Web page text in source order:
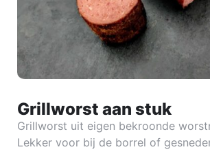
Grillworst aan stuk
Grillworst uit eigen bekroonde
Lekker voor bij de borrel of